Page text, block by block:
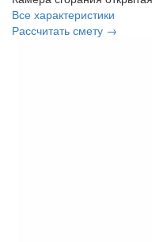
Все характеристики
Рассчитать смету →